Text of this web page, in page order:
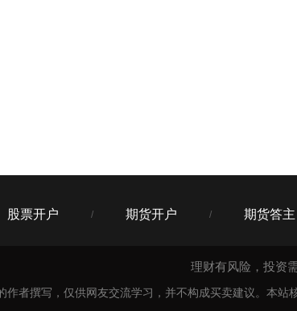
股票开户 / 期货开户 / 期货答主
理财有风险，投资
作者撰写，仅供网友交流学习，并不构成买卖建议。本